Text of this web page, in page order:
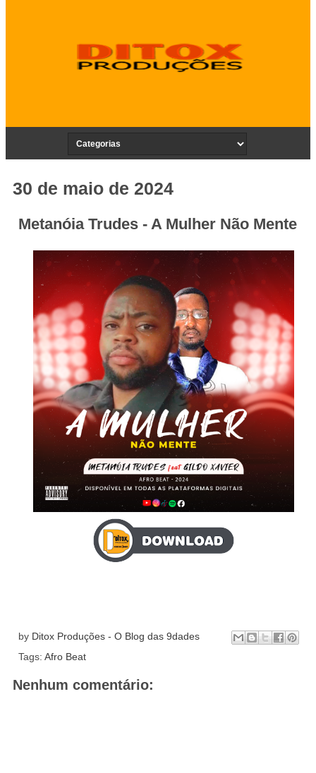
30 de maio de 2024
Metanóia Trudes - A Mulher Não Mente
by Ditox Produções - O Blog das 9dades
Tags: Afro Beat
Nenhum comentário: